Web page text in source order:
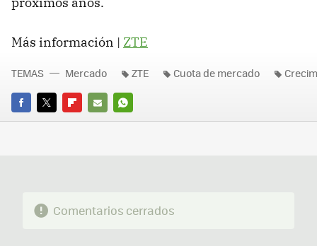
Más información | ZTE
FACEBOOK
TWITTERFLIPBOARD
E-
WHATSAPP
TEMAS Mercado ZTE Cuota de mercado
Comentarios cerrados